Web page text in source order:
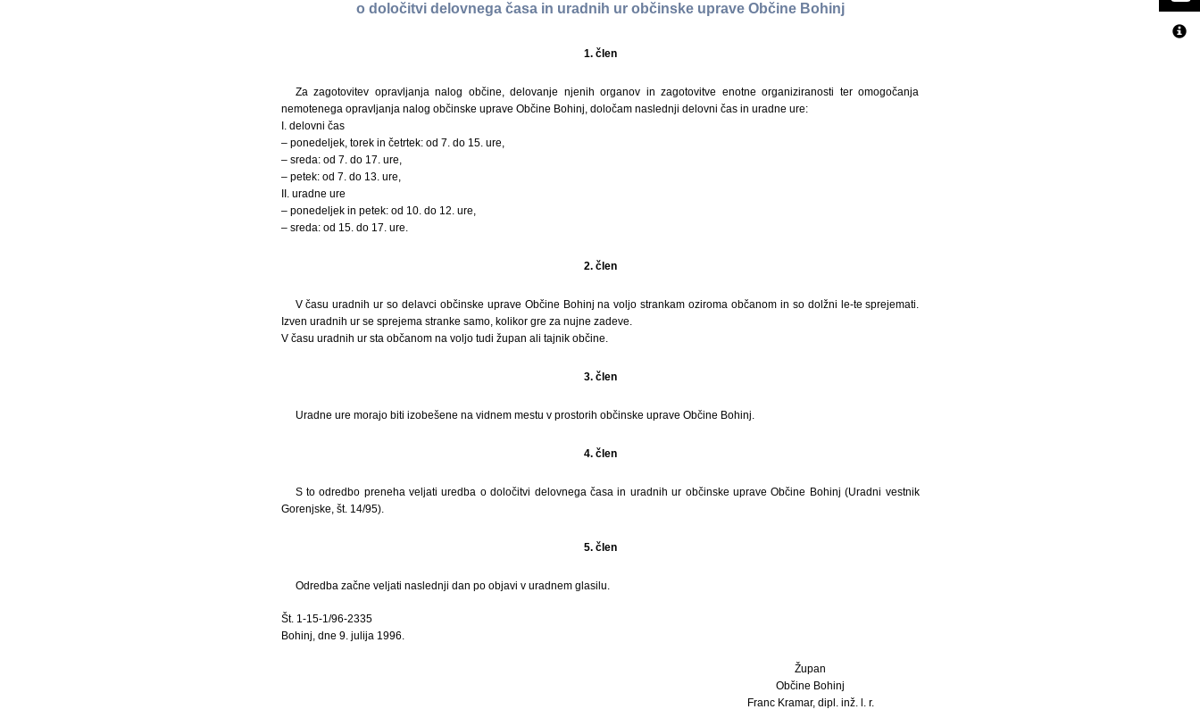
o določitvi delovnega časa in uradnih ur občinske uprave Občine Bohinj
1. člen
Za zagotovitev opravljanja nalog občine, delovanje njenih organov in zagotovitve enotne organiziranosti ter omogočanja
nemotenega opravljanja nalog občinske uprave Občine Bohinj, določam naslednji delovni čas in uradne ure:
I. delovni čas
– ponedeljek, torek in četrtek: od 7. do 15. ure,
– sreda: od 7. do 17. ure,
– petek: od 7. do 13. ure,
II. uradne ure
– ponedeljek in petek: od 10. do 12. ure,
– sreda: od 15. do 17. ure.
2. člen
V času uradnih ur so delavci občinske uprave Občine Bohinj na voljo strankam oziroma občanom in so dolžni le-te sprejemati.
Izven uradnih ur se sprejema stranke samo, kolikor gre za nujne zadeve.
V času uradnih ur sta občanom na voljo tudi župan ali tajnik občine.
3. člen
Uradne ure morajo biti izobešene na vidnem mestu v prostorih občinske uprave Občine Bohinj.
4. člen
S to odredbo preneha veljati uredba o določitvi delovnega časa in uradnih ur občinske uprave Občine Bohinj (Uradni vestnik
Gorenjske, št. 14/95).
5. člen
Odredba začne veljati naslednji dan po objavi v uradnem glasilu.
Št. 1-15-1/96-2335
Bohinj, dne 9. julija 1996.
Župan
Občine Bohinj
Franc Kramar, dipl. inž. l. r.